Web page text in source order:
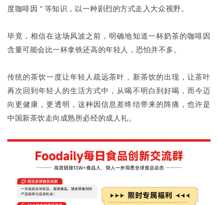
度咖啡因 ” 等知识，以一种剧烈的方式走入大众视野。
毕竟，相信在这场风波之前，明确地知道一杯奶茶的咖啡因
含量可能会比一杯拿铁还高的年轻人，恐怕并不多。
传统的茶饮一度让年轻人疏远茶叶，新茶饮的出现，让茶叶
再次回到年轻人的生活方式中，从喝不明白到好喝，而今迈
向更健康，更透明，这种因信息差终结带来的阵痛，也许是
中国新茶饮走向成熟所必经的成人礼。